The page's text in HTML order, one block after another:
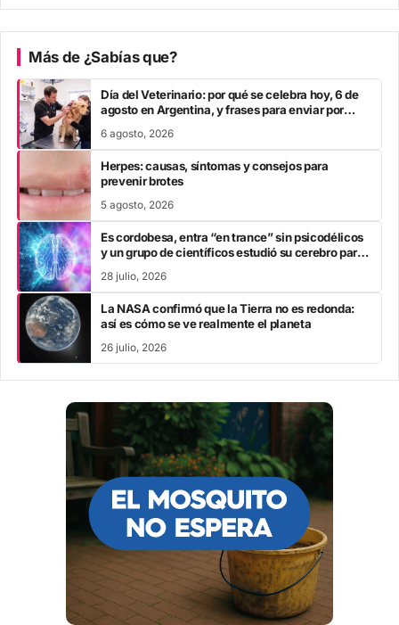
Más de ¿Sabías que?
Día del Veterinario: por qué se celebra hoy, 6 de
agosto en Argentina, y frases para enviar por
6 agosto, 2026
Herpes: causas, síntomas y consejos para
prevenir brotes
5 agosto, 2026
Es cordobesa, entra “en trance” sin psicodélicos
y un grupo de científicos estudió su cerebro para
28 julio, 2026
La NASA confirmó que la Tierra no es redonda:
así es cómo se ve realmente el planeta
26 julio, 2026